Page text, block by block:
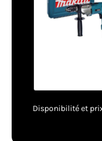
Disponibilité et